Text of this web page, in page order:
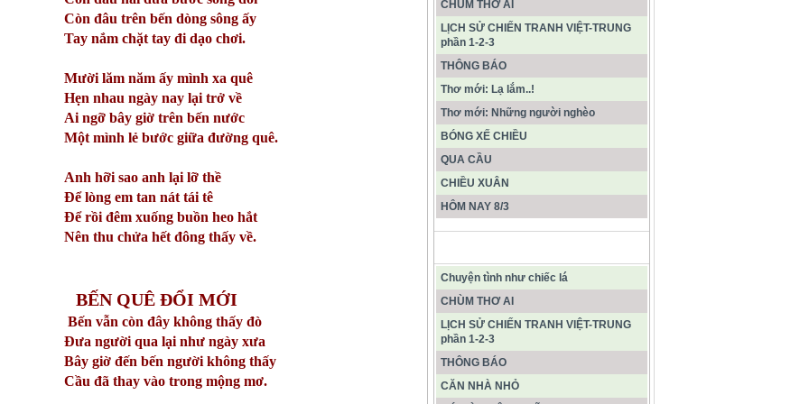
Còn đâu trên bến dòng sông ấy
Tay nắm chặt tay đi dạo chơi.
Mười lăm năm ấy mình xa quê
Hẹn nhau ngày nay lại trở về
Ai ngỡ bây giờ trên bến nước
Một mình lẻ bước giữa đường quê.
Anh hỡi sao anh lại lỡ thề
Để lòng em tan nát tái tê
Để rồi đêm xuống buồn heo hắt
Nên thu chửa hết đông thấy về.
BẾN QUÊ ĐỔI MỚI
Bến vẫn còn đây không thấy đò
Đưa người qua lại như ngày xưa
Bây giờ đến bến người không thấy
Cầu đã thay vào trong mộng mơ.
CHÙM THƠ AI
LỊCH SỬ CHIẾN TRANH VIỆT-TRUNG
phần 1-2-3
THÔNG BÁO
Thơ mới: Lạ lắm..!
Thơ mới: Những người nghèo
BÓNG XẾ CHIỀU
QUA CẦU
CHIỀU XUÂN
HÔM NAY 8/3
Chuyện tình như chiếc lá
CHÙM THƠ AI
LỊCH SỬ CHIẾN TRANH VIỆT-TRUNG
phần 1-2-3
THÔNG BÁO
CĂN NHÀ NHỎ